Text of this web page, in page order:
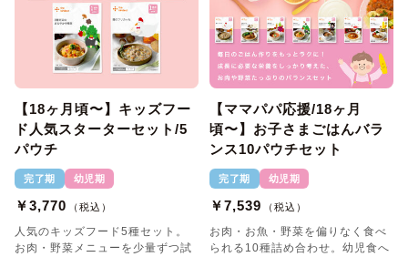
【18ヶ月頃〜】キッズフー
ド人気スターターセット/5
パウチ
完了期 幼児期
￥3,770 （税込）
人気のキッズフード5種セット。
お肉・野菜メニューを少量ずつ試
【ママパパ応援/18ヶ月
頃〜】お子さまごはんバラ
ンス10パウチセット
完了期 幼児期
￥7,539 （税込）
お肉・お魚・野菜を偏りなく食べ
られる10種詰め合わせ。幼児食へ